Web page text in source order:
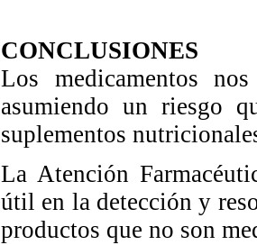
CONCLUSIONES
Los medicamentos
asumiendo un riesgo
suplementos
La Atención
útil en la detección y
productos que no son